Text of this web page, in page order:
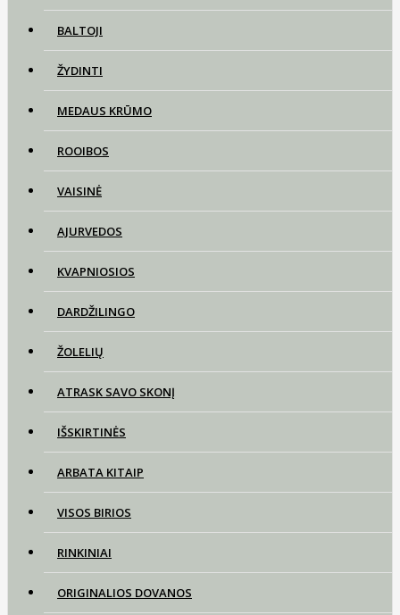
BALTOJI
ŽYDINTI
MEDAUS KRŪMO
ROOIBOS
VAISINĖ
AJURVEDOS
KVAPNIOSIOS
DARDŽILINGO
ŽOLELIŲ
ATRASK SAVO SKONĮ
IŠSKIRTINĖS
ARBATA KITAIP
VISOS BIRIOS
RINKINIAI
ORIGINALIOS DOVANOS